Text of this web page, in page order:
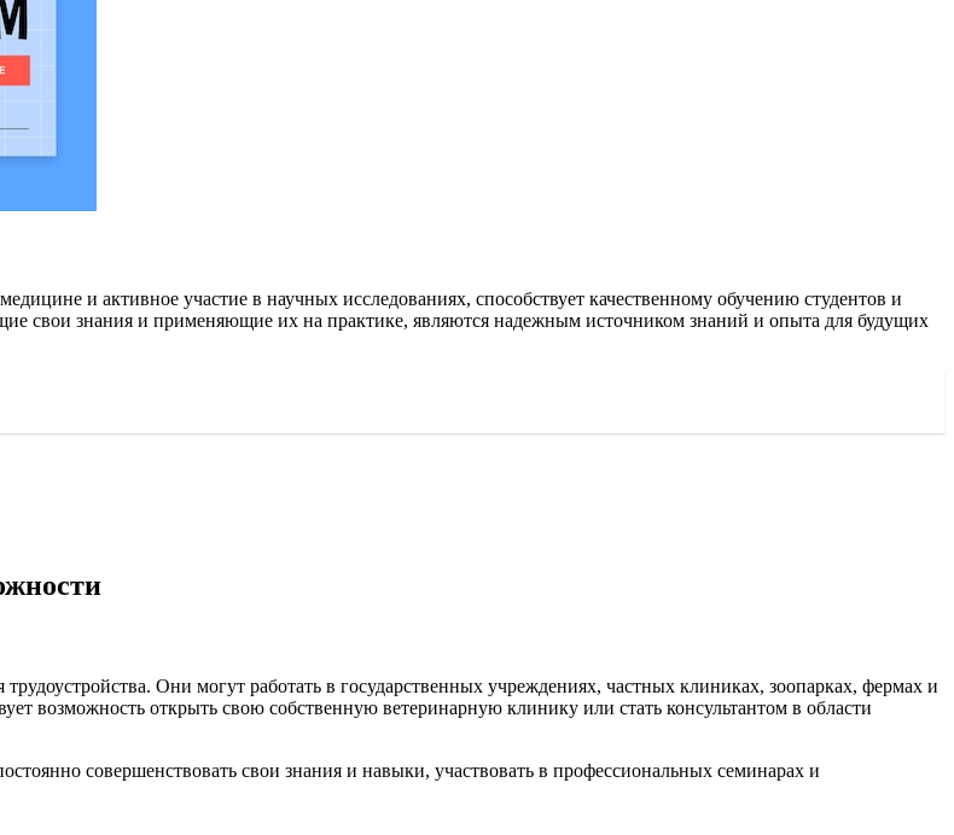
и активное участие в научных исследованиях, способствует качественному обучению студентов и
свои знания и применяющие их на практике, являются надежным источником знаний и опыта для будущих
Они могут работать в государственных учреждениях, частных клиниках, зоопарках, фермах и
возможность открыть свою собственную ветеринарную клинику или стать консультантом в области
совершенствовать свои знания и навыки, участвовать в профессиональных семинарах и